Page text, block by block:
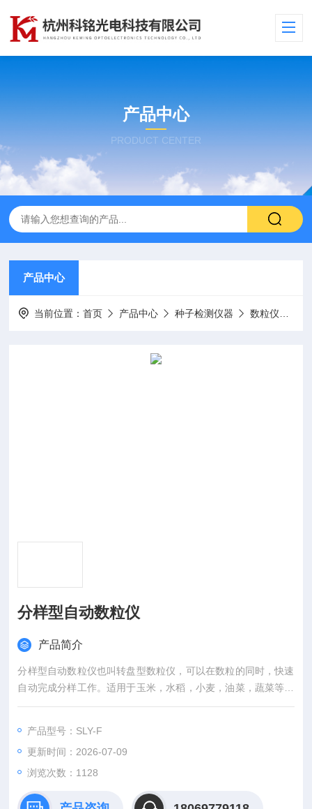
产品中心
PRODUCT CENTER
产品中心
当前位置：首页 产品中心 种子检测仪器 数粒仪
分样型自动数粒仪
产品简介
分样型自动数粒仪也叫转盘型数粒仪，可以在数粒的同时，快速
自动完成分样工作。适用于玉米，水稻，小麦，油菜，蔬菜等各
类种子。
产品型号：SLY-F
更新时间：2026-07-09
浏览次数：1128